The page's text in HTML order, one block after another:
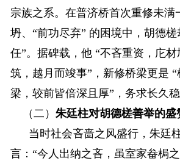
宗族之系。在普济桥首次重修未满
坍、“前功尽弃” 的困境中，胡德
任”。据碑载，他 “不吝重资，庀
筑，越月而竣事”，新修桥梁更是 “
梁，较前皆倍深且厚”，务求长久稳
（二）朱廷柱对胡德槎善举的盛
当时社会吝啬之风盛行，朱廷
言：“今人出纳之吝，虽室家畚梮